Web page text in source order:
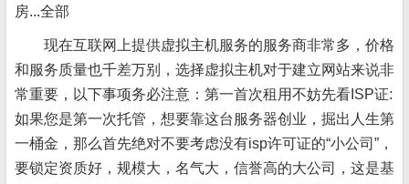
房...全部
现在互联网上提供虚拟主机服务的服务商非常多，价格
和服务质量也千差万别，选择虚拟主机对于建立网站来说非
常重要，以下事项务必注意：第一首次租用不妨先看ISP证:
如果您是第一次托管，想要靠这台服务器创业，掘出人生第
一桶金，那么首先绝对不要考虑没有isp许可证的“小公司”，
要锁定资质好，规模大，名气大，信誉高的大公司，这是基